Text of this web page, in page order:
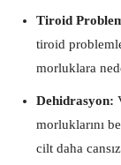
Tiroid
tiroid
morluklara
Dehidrasyon:
morluklarını
cilt daha